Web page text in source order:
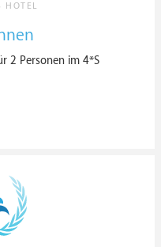
HOTEL
2 Personen im 4*S